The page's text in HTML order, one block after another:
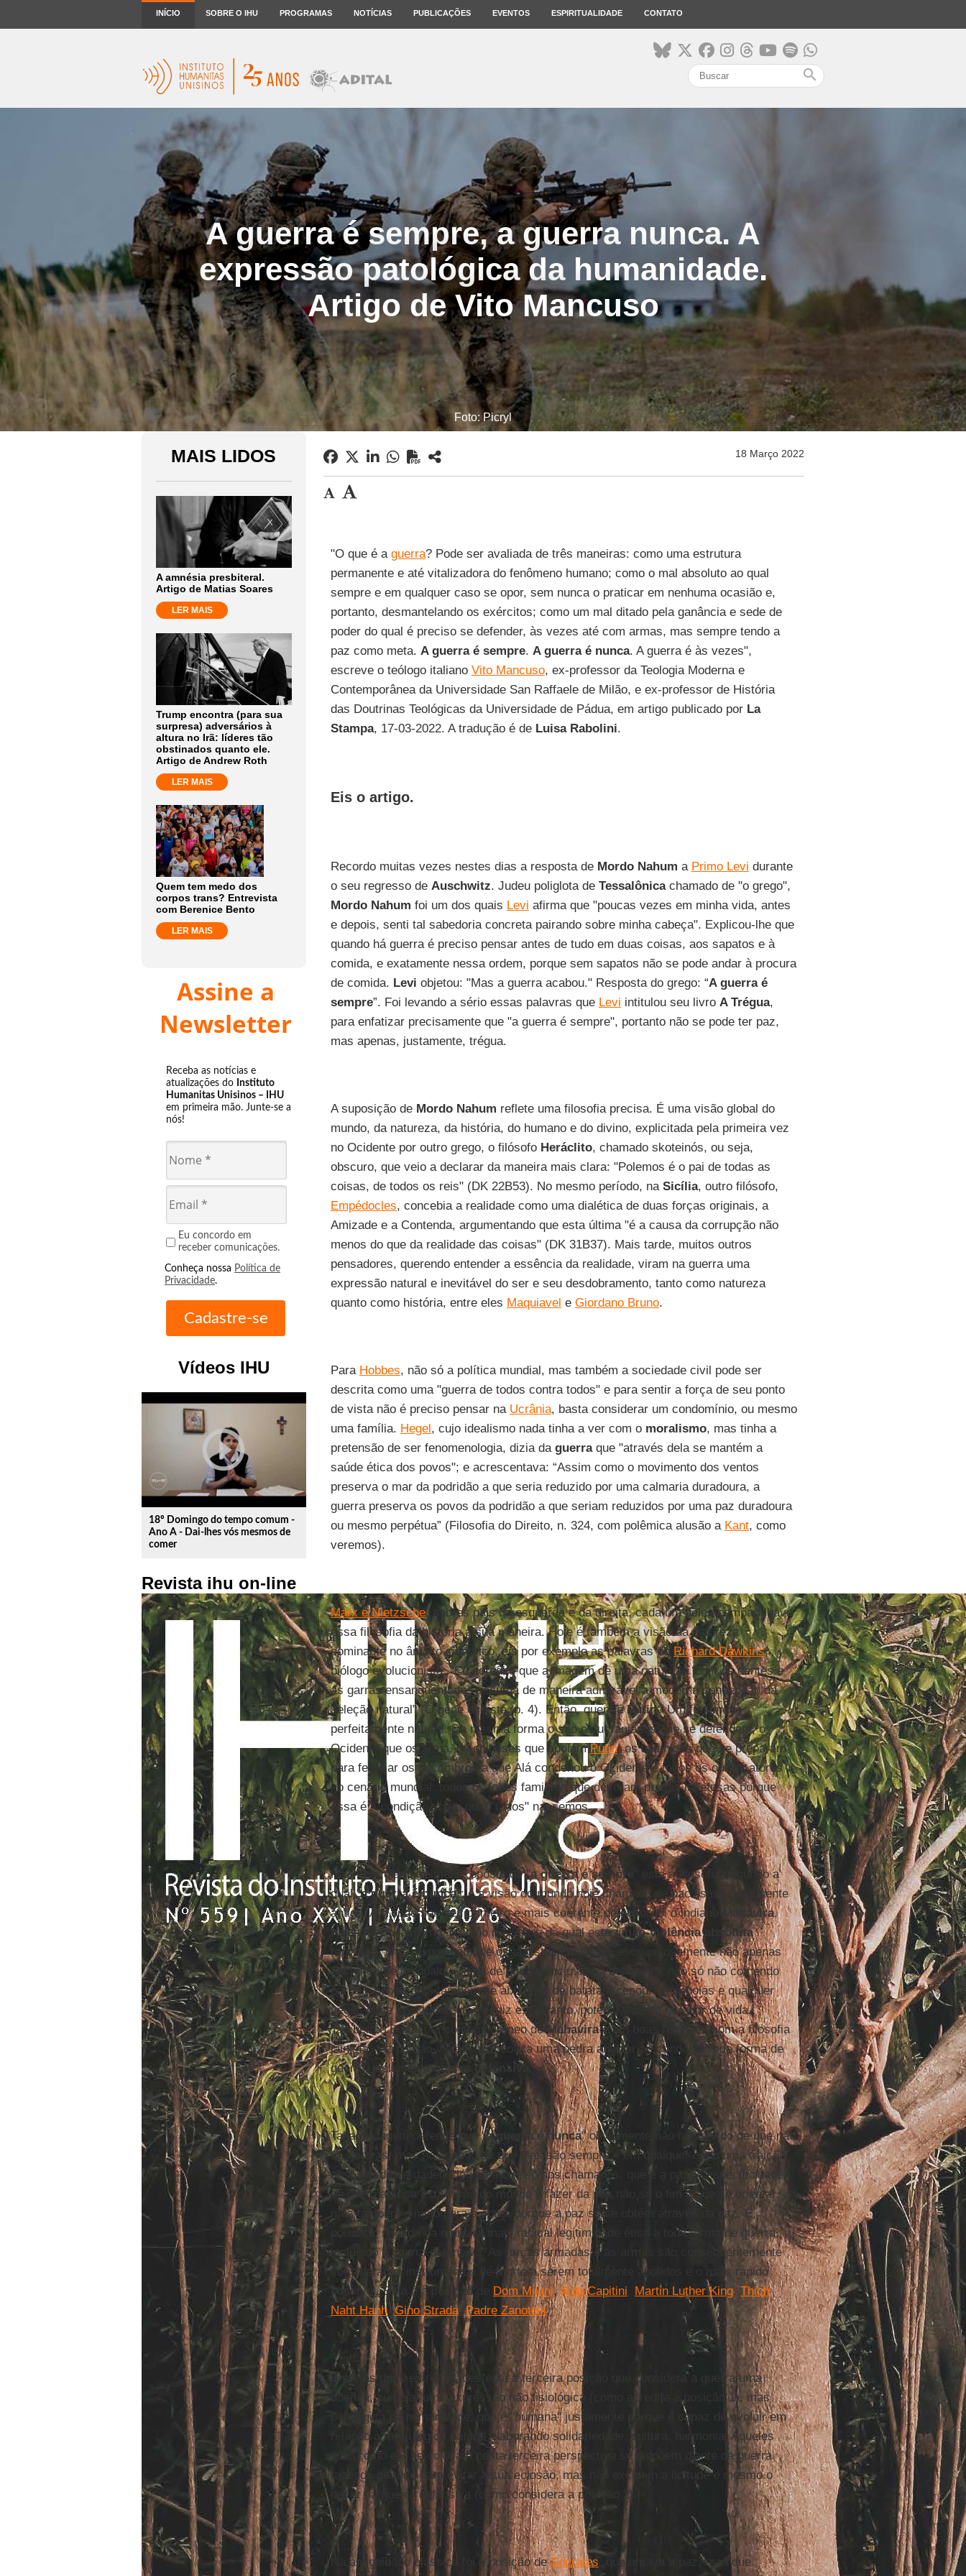
INÍCIO SOBRE O IHU PROGRAMAS NOTÍCIAS PUBLICAÇÕES EVENTOS ESPIRITUALIDADE CONTATO
search
A guerra é sempre, a guerra nunca. A
expressão patológica da humanidade.
Artigo de Vito Mancuso
Foto: Picryl
MAIS LIDOS
A amnésia presbiteral.
Artigo de Matias Soares
LER MAIS
Trump encontra (para sua
surpresa) adversários à
altura no Irã: líderes tão
obstinados quanto ele.
Artigo de Andrew Roth
LER MAIS
Quem tem medo dos
corpos trans? Entrevista
com Berenice Bento
LER MAIS
Assine a
Newsletter
Receba as notícias e
atualizações do Instituto
Humanitas Unisinos – IHU
em primeira mão. Junte-se a
nós!
Eu concordo em
receber comunicações.
Conheça nossa Política de
Privacidade.
Vídeos IHU
play_circle_outline
18º Domingo do tempo comum -
Ano A - Dai-lhes vós mesmos de
comer
Revista ihu on-line
18 Março 2022
"O que é a guerra? Pode ser avaliada de três maneiras: como uma estrutura
permanente e até vitalizadora do fenômeno humano; como o mal absoluto ao qual
sempre e em qualquer caso se opor, sem nunca o praticar em nenhuma ocasião e,
portanto, desmantelando os exércitos; como um mal ditado pela ganância e sede de
poder do qual é preciso se defender, às vezes até com armas, mas sempre tendo a
paz como meta. A guerra é sempre. A guerra é nunca. A guerra é às vezes",
escreve o teólogo italiano Vito Mancuso, ex-professor da Teologia Moderna e
Contemporânea da Universidade San Raffaele de Milão, e ex-professor de História
das Doutrinas Teológicas da Universidade de Pádua, em artigo publicado por La
Stampa, 17-03-2022. A tradução é de Luisa Rabolini.
Eis o artigo.
Recordo muitas vezes nestes dias a resposta de Mordo Nahum a Primo Levi durante
o seu regresso de Auschwitz. Judeu poliglota de Tessalônicachamado de "o grego",
Mordo Nahum foi um dos quais Levi afirma que "poucas vezes em minha vida, antes
e depois, senti tal sabedoria concreta pairando sobre minha cabeça". Explicou-lhe que
quando há guerra é preciso pensar antes de tudo em duas coisas, aos sapatos e à
comida, e exatamente nessa ordem, porque sem sapatos não se pode andar à procura
de comida. Levi objetou: "Mas a guerra acabou." Resposta do grego: “A guerra é
sempre”. Foi levando a sério essas palavras que Levi intitulou seu livro A Trégua,
para enfatizar precisamente que "a guerra é sempre", portanto não se pode ter paz,
mas apenas, justamente, trégua.
A suposição de Mordo Nahum reflete uma filosofia precisa. É uma visão global do
mundo, da natureza, da história, do humano e do divino, explicitada pela primeira vez
no Ocidente por outro grego, o filósofo Heráclito, chamado skoteinós, ou seja,
obscuro, que veio a declarar da maneira mais clara: "Polemos é o pai de todas as
coisas, de todos os reis" (DK 22B53). No mesmo período, na Sicília, outro filósofo,
Empédocles, concebia a realidade como uma dialética de duas forças originais, a
Amizade e a Contenda, argumentando que esta última "é a causa da corrupção não
menos do que da realidade das coisas" (DK 31B37). Mais tarde, muitos outros
pensadores, querendo entender a essência da realidade, viram na guerra uma
expressão natural e inevitável do ser e seu desdobramento, tanto como natureza
quanto como história, entre eles Maquiavel e Giordano Bruno.
Para Hobbes, não só a política mundial, mas também a sociedade civil pode ser
descrita como uma "guerra de todos contra todos" e para sentir a força de seu ponto
de vista não é preciso pensar na Ucrânia, basta considerar um condomínio, ou mesmo
uma família. Hegel, cujo idealismo nada tinha a ver com o moralismo, mas tinha a
pretensão de ser fenomenologia, dizia da guerraque "através dela se mantém a
saúde ética dos povos"; e acrescentava: “Assim como o movimento dos ventos
preserva o mar da podridão a que seria reduzido por uma calmaria duradoura, a
guerra preserva os povos da podridão a que seriam reduzidos por uma paz duradoura
ou mesmo perpétua” (Filosofia do Direito, n. 324, com polêmica alusão a Kant, como
veremos).
Marx e Nietzsche, nobres pais da esquerda e da direita, cada um deles compartilhava
essa filosofia da história à sua maneira. Hoje é também a visão da natureza
dominante no âmbito científico, eis por exemplo as palavras de Richard Dawkins,
biólogo evolucionista: "Eu acredito que a imagem de uma natureza ‘com os dentes e
as garras ensanguentados’ resuma de maneira admirável a moderna concepção da
seleção natural” (O gene egoísta, p. 4). Então, quem éPutin? Um fenômeno
perfeitamente natural. Da mesma forma o são os ucranianos que se defendem, o
Ocidente que os arma, os chineses que apoiamPutin, os islâmicos que se preparam
para festejar os escombros a que Alá condenou o Ocidente e todos os outros atores
no cenário mundial: todos os lobos famintos que devoram presas indefesas porque
essa é a condição sob a qual "todos" nascemos.
Na frente diametralmente oposta de "a guerra é sempre
" está a filosofia segundo a
qual "a guerra é nunca": é a visão do mundo hoje chamada de pacifismo, igualmente
antiga. Até onde sei, seu primeiro e mais coerente defensor foi o indiano
Mahavira,
fundador do jainismo, religião no centro da qual está anão-violência absoluta
(ahimsa
), uma disposição que os jainistas observam escrupulosamente não apenas
abstendo-se de qualquer tipo de guerra, inclusive a defensiva, não só não comendo
carne e peixe, mas também se abstendo de batatas, cenouras, cebolas e qualquer
vegetal que seja tubérculo ou raiz e, portanto, potencialmente gerador de vida.
Também o Buda, um contemporâneo deMahavirae em boas relações com a filosofia
jainista, fez da não-violência absoluta uma pedra angular ao condenar toda forma de
guerra, incluindo a guerra defensiva .
Tal abordagem defende que "a guerra é nunca" obviamente não no sentido de que não
há guerras, mas no sentido de que elas são sempre e em qualquer caso uma traição
absoluta da verdadeira lógica a que somos chamados, que é a paz. A especificidade
de quem abraça esta visão do mundo é fazer da paz não só o fim a que se orientar,
mas também o meio para a obter, porque a paz só se obtém através da paz. É,
portanto, negada da maneira mais radical legitimidade ética a toda forma de guerra,
incluindo a guerra defensiva. As forças armadas e as armas são consequentemente
consideradas instrumentos de morte a serem totalmente abolidos e o mais rápido
possível. Esta é a posição de Dom Milani,Aldo Capitini Martin Luther King,Thich
Naht Hanh,Gino Strada,Padre Zanotelli.
Entre as duas extremidades está a terceira posição que considera a guerra uma
doença, ou seja, uma expressão não fisiológica (como acredita a posição 1), mas
patológica da humanidade, que é "humana" justamente porque é capaz de evoluir em
relação à mera lógica natural elaborando solidariedade, cultura, harmonia. Aqueles
que, como eu, se colocam nesta terceira perspectiva se dispõem diante da guerra
fazendo de tudo para evitar a sua eclosão, mas não excluem a licitude e mesmo o
dever da guerra defensiva (como considera a posição 2).
Na antiguidade clássica foi a posição deSócrates , que amava a paz, mas que